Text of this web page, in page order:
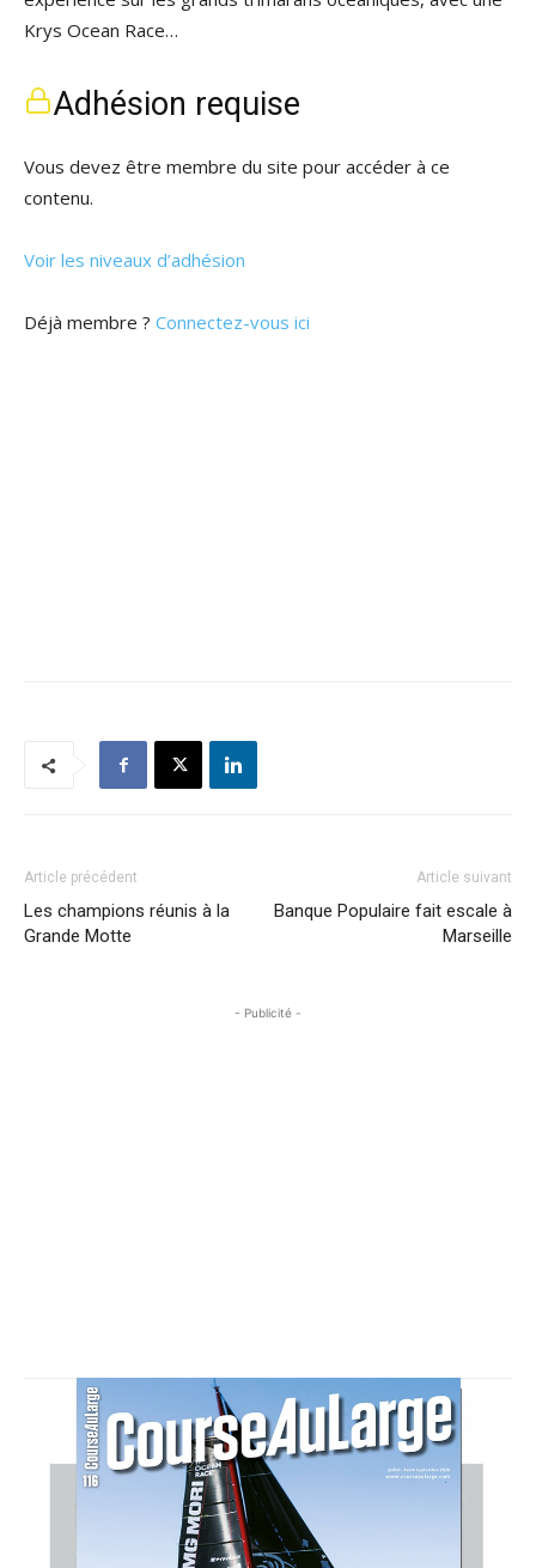
Krys Ocean Race…
Adhésion requise
Vous devez être membre du site pour accéder à ce
contenu.
Voir les niveaux d’adhésion
Déjà membre ? Connectez-vous ici
Article précédent
Les champions réunis à la
Grande Motte
Article suivant
Banque Populaire fait escale à
Marseille
- Publicité -